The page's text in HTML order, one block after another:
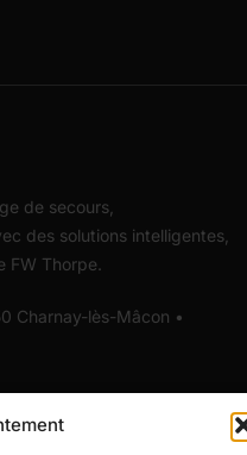
de secours,
des solutions intelligentes,
FW Thorpe.
Charnay-lès-Mâcon •